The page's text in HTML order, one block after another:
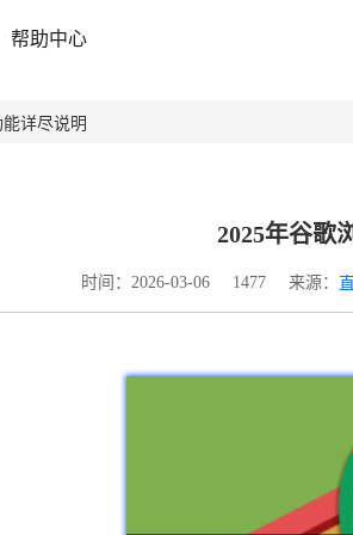
帮助中心
详尽说明
2025年谷歌
时间：2026-03-06 1477 来源：